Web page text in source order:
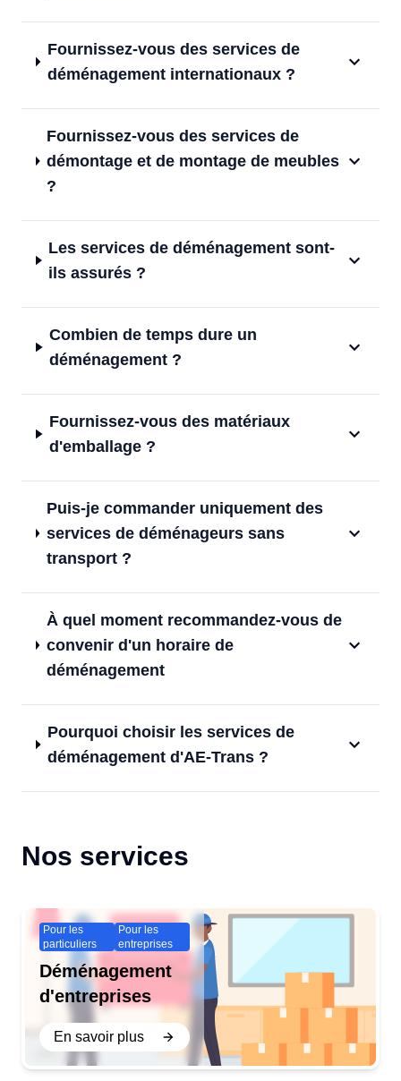
Fournissez-vous des services de
déménagement internationaux ?
Fournissez-vous des services de
démontage et de montage de meubles
?
Les services de déménagement sont-
ils assurés ?
Combien de temps dure un
déménagement ?
Fournissez-vous des matériaux
d'emballage ?
Puis-je commander uniquement des
services de déménageurs sans
transport ?
À quel moment recommandez-vous de
convenir d'un horaire de
déménagement
Pourquoi choisir les services de
déménagement d'AE-Trans ?
Nos services
Pour les
particuliers
Pour les
entreprises
Déménagement
d'entreprises
En savoir plus